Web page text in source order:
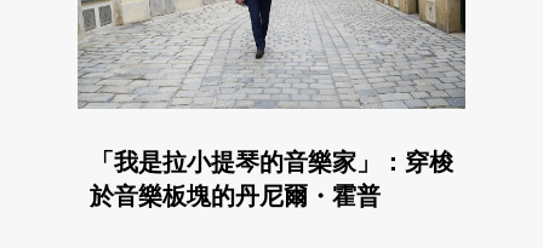
「我是拉小提琴的音樂家」：穿梭
於音樂板塊的丹尼爾・霍普